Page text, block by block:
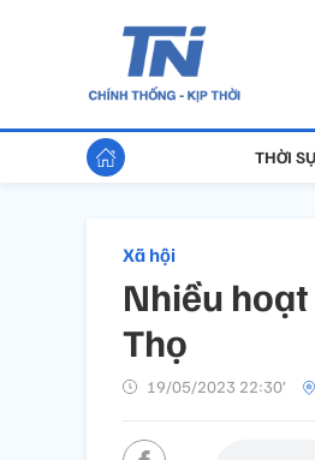
THỜI
Xã hội
Nhiều
Thọ
19/05/2023 22:30’